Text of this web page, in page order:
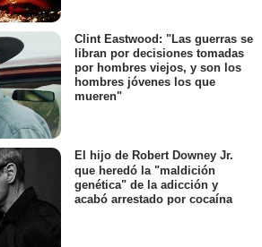
Clint Eastwood: "Las guerras se
libran por decisiones tomadas
por hombres viejos, y son los
hombres jóvenes los que
mueren"
El hijo de Robert Downey Jr.
que heredó la "maldición
genética" de la adicción y
acabó arrestado por cocaína